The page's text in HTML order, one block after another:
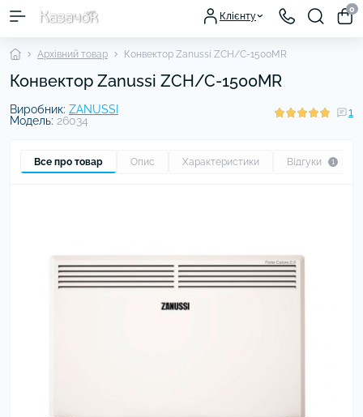
Клієнту
0
Архівний товар Конвектор Zanussi ZCH/C-1500MR
Конвектор Zanussi ZCH/C-1500MR
Виробник: ZANUSSI
Модель: 26034
1
Все про товар Опис Характеристики Відгуки 1